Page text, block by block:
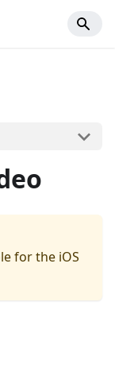
for the iOS